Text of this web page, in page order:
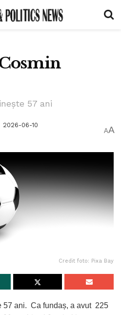
57 ani
2026-06-10
AA
Credit foto: Pixa Bay
57 ani. Ca fundaș, a avut 225